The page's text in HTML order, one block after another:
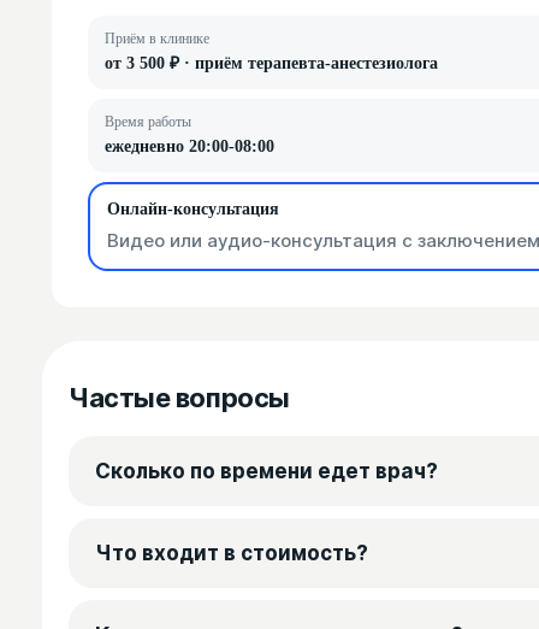
Приём в клинике
от 3 500 ₽ · приём терапевта-анестезиолога
Время работы
ежедневно 20:00-08:00
Онлайн-консультация
Видео или аудио-консультация с
Частые вопросы
Сколько по времени едет врач?
Что входит в стоимость?